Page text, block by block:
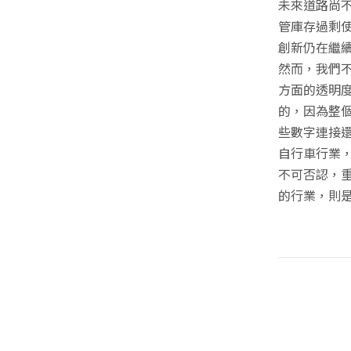
未來道路尚
管庫存過剩
創新仍在繼
然而，我們
方面的透明
的，因為整
些數字連接
自行車行業
不可否認，
的行業，則